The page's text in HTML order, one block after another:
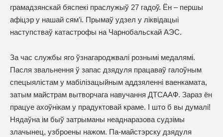
грамадзянскай бяспекі праслужыў 27 гадоў. Ён – першы
афіцэр у нашай сям’і. Прымаў удзел у ліквідацыі
наступстваў катастрофы на Чарнобальскай АЭС.
За час службы яго ўзнагароджвалі рознымі медалямі.
Пасля звальнення ў запас дзядуля працаваў галоўным
спецыялістам у мабілізацыйным аддзяленні ваенкамата,
затым майстрам вытворчага навучання ДТСААФ. Зараз ён
працуе ахоўнікам у прадуктовай краме. І што б вы думалі!
Нядаўна ім быў затрыманы неаднаразова судзімы
злачынец, узброены нажом. Па-майстэрску дзядуля